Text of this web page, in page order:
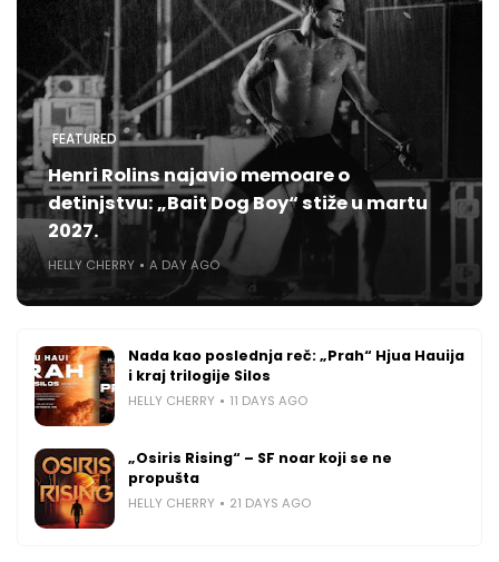
FEATURED
Henri Rolins najavio memoare o
detinjstvu: „Bait Dog Boy“ stiže u martu
2027.
HELLY CHERRY A DAY AGO
Nada kao poslednja reč: „Prah“ Hjua Hauija
i kraj trilogije Silos
HELLY CHERRY 11 DAYS AGO
„Osiris Rising“ – SF noar koji se ne
propušta
HELLY CHERRY 21 DAYS AGO